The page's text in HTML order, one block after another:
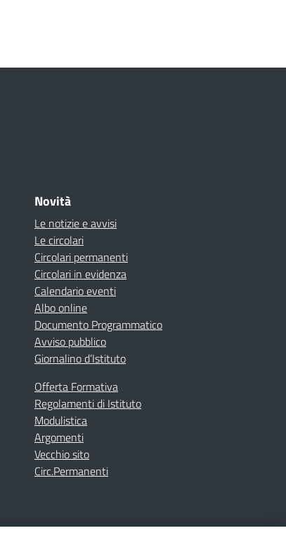
Novità
Le notizie e avvisi
Le circolari
Circolari permanenti
Circolari in evidenza
Calendario eventi
Albo online
Documento Programmatico
Avviso pubblico
Giornalino d’Istituto
Offerta Formativa
Regolamenti di Istituto
Modulistica
Argomenti
Vecchio sito
Circ.Permanenti